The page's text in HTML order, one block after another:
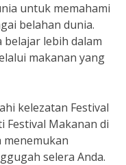
untuk memahami
belahan dunia.
lebih dalam
makanan yang
kelezatan Festival
Festival Makanan di
menemukan
selera Anda.